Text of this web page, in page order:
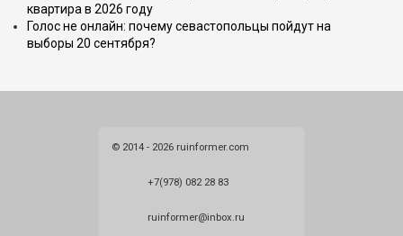
квартира в 2026 году
Голос не онлайн: почему севастопольцы пойдут на
выборы 20 сентября?
© 2014 - 2026 ruinformer.com
+7(978) 082 28 83
ruinformer@inbox.ru